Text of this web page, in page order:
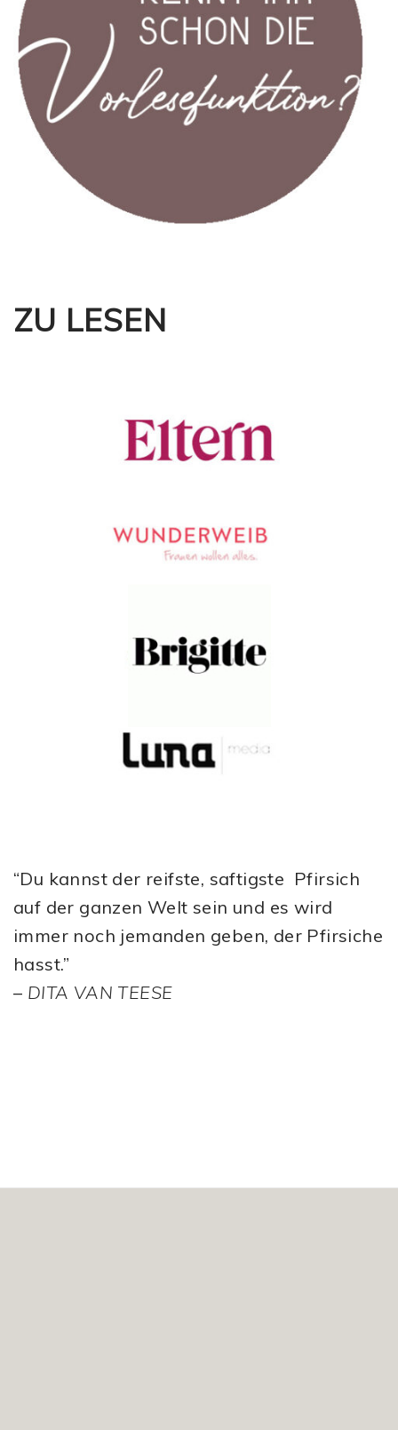
ZU LESEN
“Du kannst der reifste, saftigste Pfirsich
auf der ganzen Welt sein und es wird
immer noch jemanden geben, der Pfirsiche
hasst.”
– DITA VAN TEESE